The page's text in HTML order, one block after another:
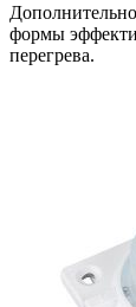
формы
перегрева.